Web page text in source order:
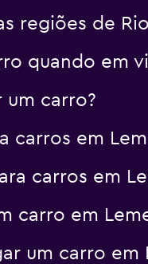
regiões de
quando em
um carro?
carros em
carros em
carro em
um carro em